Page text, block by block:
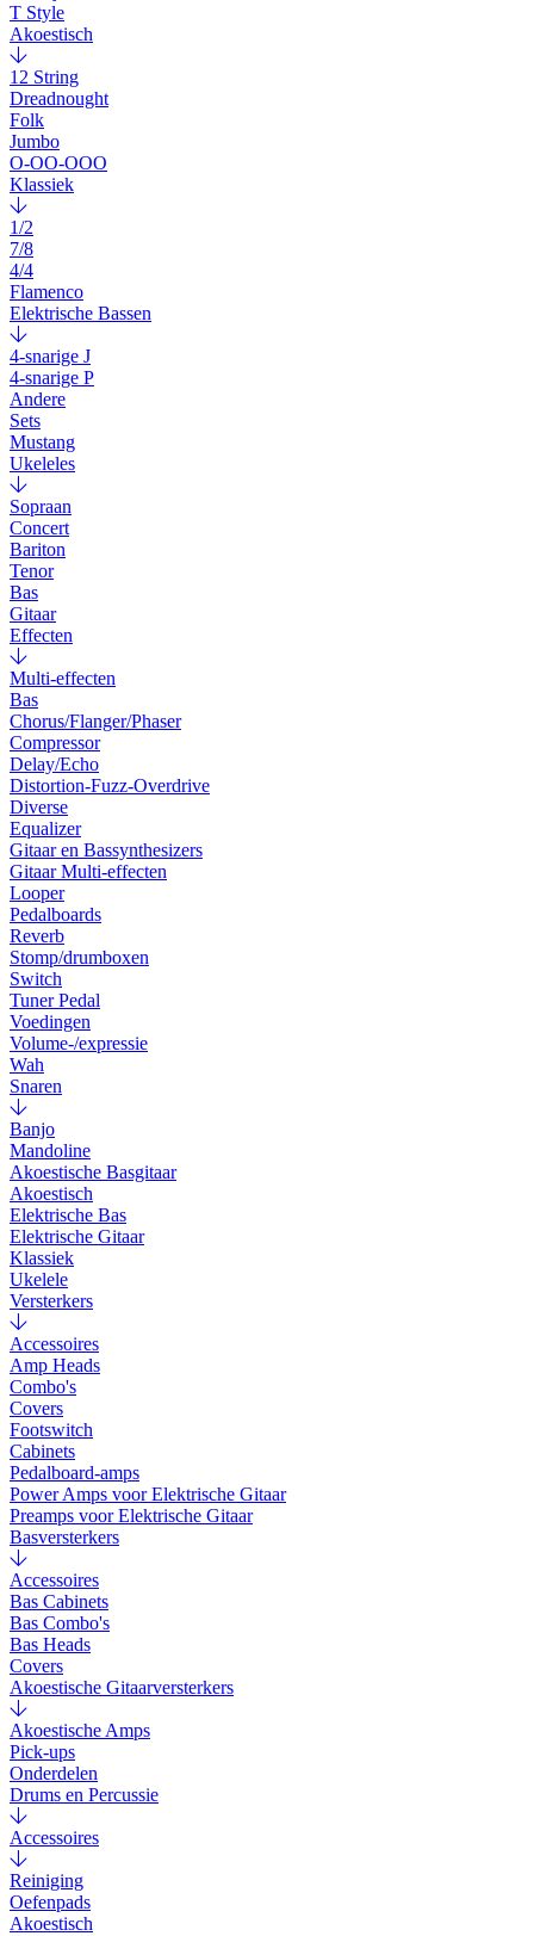
T Style
Akoestisch
12 String
Dreadnought
Folk
Jumbo
O-OO-OOO
Klassiek
1/2
7/8
4/4
Flamenco
Elektrische Bassen
4-snarige J
4-snarige P
Andere
Sets
Mustang
Ukeleles
Sopraan
Concert
Bariton
Tenor
Bas
Gitaar
Effecten
Multi-effecten
Bas
Chorus/Flanger/Phaser
Compressor
Delay/Echo
Distortion-Fuzz-Overdrive
Diverse
Equalizer
Gitaar en Bassynthesizers
Gitaar Multi-effecten
Looper
Pedalboards
Reverb
Stomp/drumboxen
Switch
Tuner Pedal
Voedingen
Volume-/expressie
Wah
Snaren
Banjo
Mandoline
Akoestische Basgitaar
Akoestisch
Elektrische Bas
Elektrische Gitaar
Klassiek
Ukelele
Versterkers
Accessoires
Amp Heads
Combo's
Covers
Footswitch
Cabinets
Pedalboard-amps
Power Amps voor Elektrische Gitaar
Preamps voor Elektrische Gitaar
Basversterkers
Accessoires
Bas Cabinets
Bas Combo's
Bas Heads
Covers
Akoestische Gitaarversterkers
Akoestische Amps
Pick-ups
Onderdelen
Drums en Percussie
Accessoires
Reiniging
Oefenpads
Akoestisch